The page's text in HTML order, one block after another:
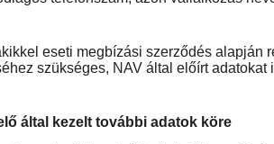
eseti megbízási szerződés alapján
szükséges, NAV által előírt adatokat
által kezelt további adatok köre